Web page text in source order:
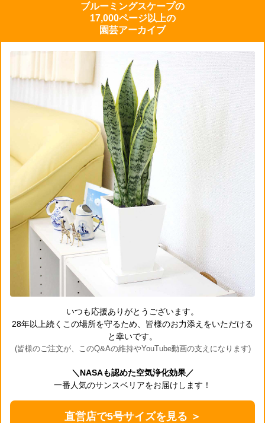
ブルーミングスケープの
17,000ページ以上の
園芸アーカイブ
いつも応援ありがとうございます。
28年以上続くこの場所を守るため、皆様のお力添えをいただける
と幸いです。
(皆様のご注文が、このQ&Aの維持やYouTube動画の支えになります)
＼NASAも認めた空気浄化効果／
一番人気のサンスベリアをお届けします！
直営店で5号サイズを見る ＞